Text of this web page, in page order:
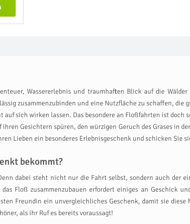
Wassererlebnis und traumhaften Blick auf die
zusammenzubinden und eine Nutzfläche zu schaffen, die
sich wirken lassen. Das besondere an Floßfahrten ist
Gesichtern spüren, den würzigen Geruch des Grases in
Lieben ein besonderes Erlebnisgeschenk und schicken Sie
bekommt?
dabei steht nicht nur die Fahrt selbst, sondern auch der
Floß zusammenzubauen erfordert einiges an Geschick
Freundin ein unvergleichliches Geschenk, damit sie
als ihr Ruf es bereits voraussagt!